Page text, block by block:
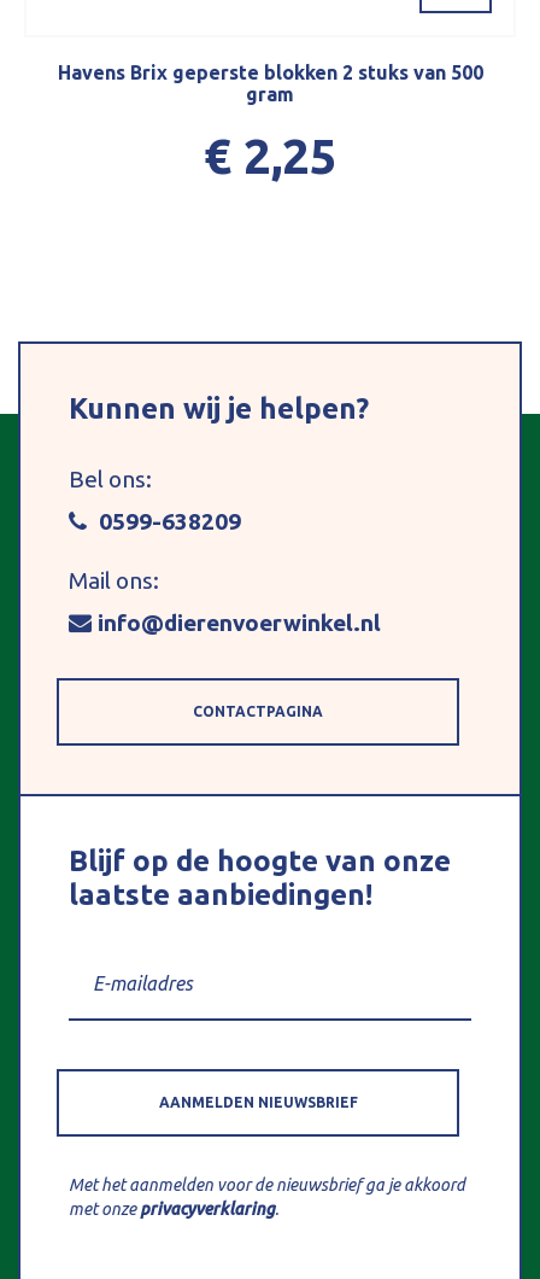
Havens Brix geperste blokken 2 stuks van 500
gram
€ 2,25
Kunnen wij je helpen?
Bel ons:
0599-638209
Mail ons:
info@dierenvoerwinkel.nl
CONTACTPAGINA
Blijf op de hoogte van onze
laatste aanbiedingen!
AANMELDEN NIEUWSBRIEF
Met het aanmelden voor de nieuwsbrief ga je akkoord
met onzeprivacyverklaring.